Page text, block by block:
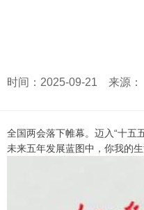
时间：2025-09-21 来源
全国两会落下帷幕。迈入“十
未来五年发展蓝图中，你我的